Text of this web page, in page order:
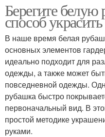
Берегите
способ
В наше время белая
основных элементов
идеально подходит для
одежды, а также может
повседневной одежды.
рубашка быстро
первоначальный вид. В
простой методике
руками.